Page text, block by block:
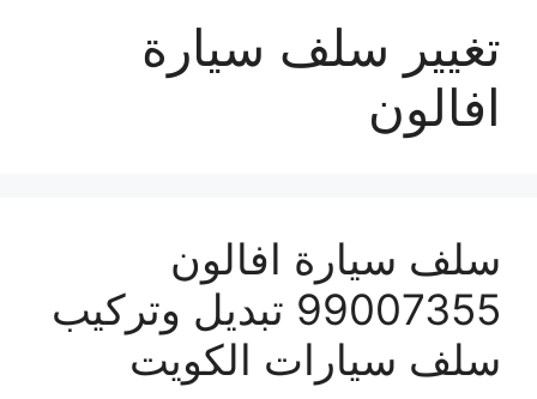
تغيير سلف سيارة
افالون
سلف سيارة افالون
99007355 تبديل وتركيب
سلف سيارات الكويت